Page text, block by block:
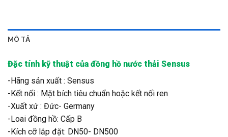
MÔ TẢ
Đặc tính kỹ thuật của đồng hồ nước thải Sensus
-Hãng sản xuất : Sensus
-Kết nối : Mặt bích tiêu chuẩn hoặc kết nối ren
-Xuất xứ : Đức- Germany
-Loai đồng hồ: Cấp B
-Kích cỡ lắp đặt: DN50- DN500